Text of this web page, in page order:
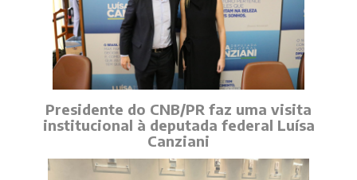
Presidente do CNB/PR faz uma visita
institucional à deputada federal Luísa
Canziani